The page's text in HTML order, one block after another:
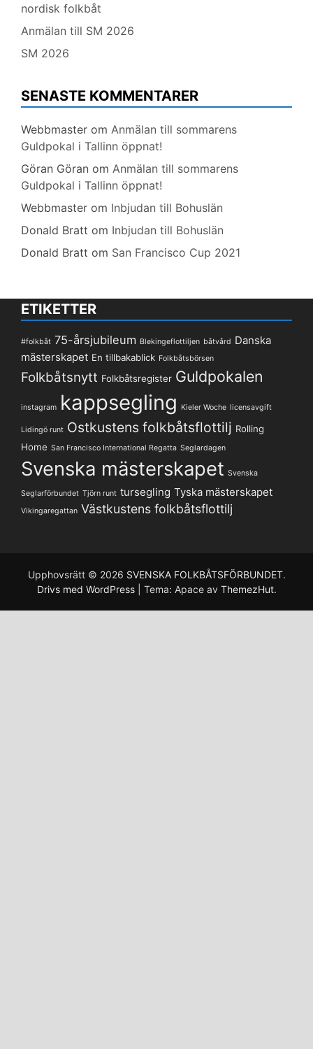
nordisk folkbåt
Anmälan till SM 2026
SM 2026
SENASTE KOMMENTARER
Webbmaster om Anmälan till sommarens
Guldpokal i Tallinn öppnat!
Göran Göran om Anmälan till sommarens
Guldpokal i Tallinn öppnat!
Webbmaster om Inbjudan till Bohuslän
Donald Bratt om Inbjudan till Bohuslän
Donald Bratt om San Francisco Cup 2021
ETIKETTER
#folkbåt 75-årsjubileum Blekingeflottiljen båtvård Danska
mästerskapet En tillbakablick Folkbåtsbörsen
Folkbåtsnytt Folkbåtsregister Guldpokalen
instagram kappsegling Kieler Woche licensavgift
Lidingö runt Ostkustens folkbåtsflottilj Rolling
Home San Francisco International Regatta Seglardagen
Svenska mästerskapet Svenska
Seglarförbundet Tjörn runt tursegling Tyska mästerskapet
Vikingaregattan Västkustens folkbåtsflottilj
Upphovsrätt © 2026 SVENSKA FOLKBÅTSFÖRBUNDET.
Drivs med WordPress
Tema: Apace av ThemezHut.